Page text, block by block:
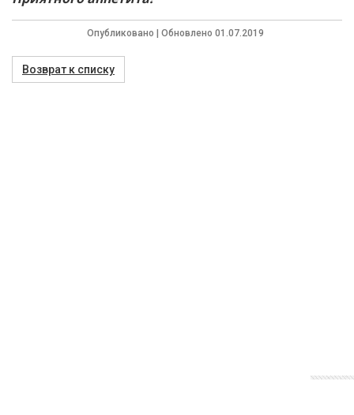
Опубликовано | Обновлено 01.07.2019
Возврат к списку